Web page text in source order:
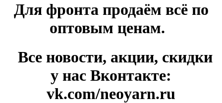
Для фронта продаём всё по
оптовым ценам.
Все новости, акции, скидки
у нас Вконтакте:
vk.com/neoyarn.ru